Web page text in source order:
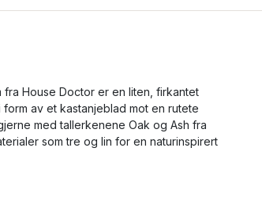
fra House Doctor er en liten, firkantet
av et kastanjeblad mot en rutete
med tallerkenene Oak og Ash fra
som tre og lin for en naturinspirert